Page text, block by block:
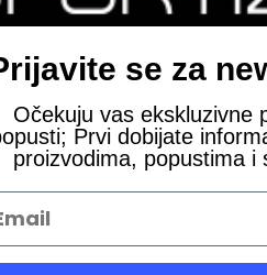
podršku
i dodatnu otpornost na habanje,
neprijatnog zatezanja.
života.
se za
Očekuju vas ekskluzivne
Prvi dobijate
proizvodima, popustima i